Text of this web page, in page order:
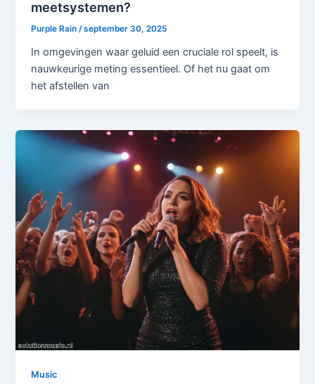
meetsystemen?
Purple Rain/september 30, 2025
In omgevingen waar geluid een cruciale rol speelt, is
nauwkeurige meting essentieel. Of het nu gaat om
het afstellen van
Music